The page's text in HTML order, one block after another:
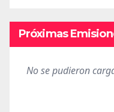
Próximas